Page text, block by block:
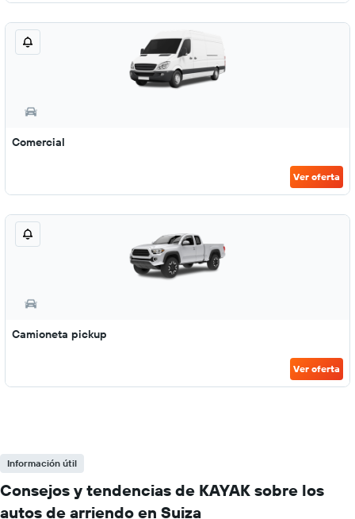
Comercial
Ver oferta
Camioneta pickup
Ver oferta
Información útil
Consejos y tendencias de KAYAK sobre los
autos de arriendo en Suiza